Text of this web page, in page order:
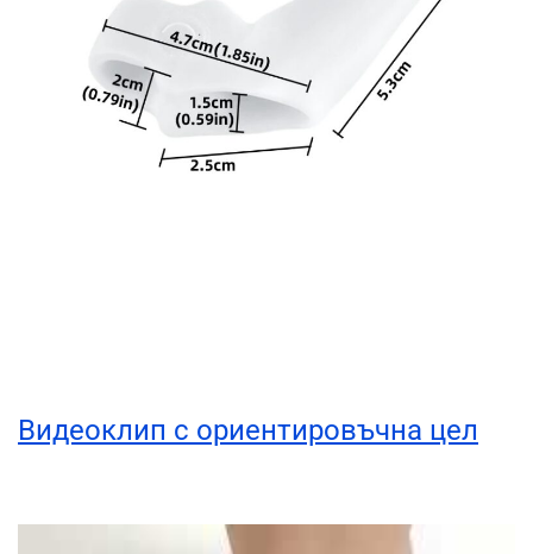
Видеоклип с ориентировъчна цел